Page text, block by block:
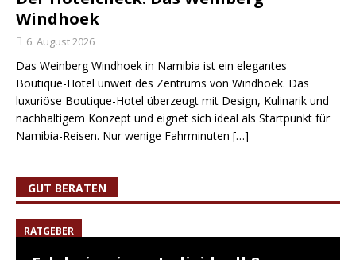
Windhoek
6. August 2026
Das Weinberg Windhoek in Namibia ist ein elegantes
Boutique-Hotel unweit des Zentrums von Windhoek. Das
luxuriöse Boutique-Hotel überzeugt mit Design, Kulinarik und
nachhaltigem Konzept und eignet sich ideal als Startpunkt für
Namibia-Reisen. Nur wenige Fahrminuten […]
GUT BERATEN
RATGEBER